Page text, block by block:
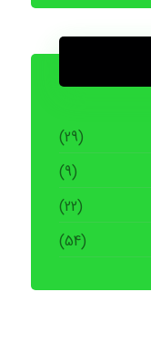
(29)
(9)
(22)
(54)